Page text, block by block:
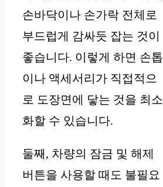
손바닥이나 손가락 전체로
부드럽게 감싸듯 잡는 것이
좋습니다. 이렇게 하면 손톱
이나 액세서리가 직접적으
로 도장면에 닿는 것을 최소
화할 수 있습니다.
둘째, 차량의 잠금 및 해제
버튼을 사용할 때도 불필요